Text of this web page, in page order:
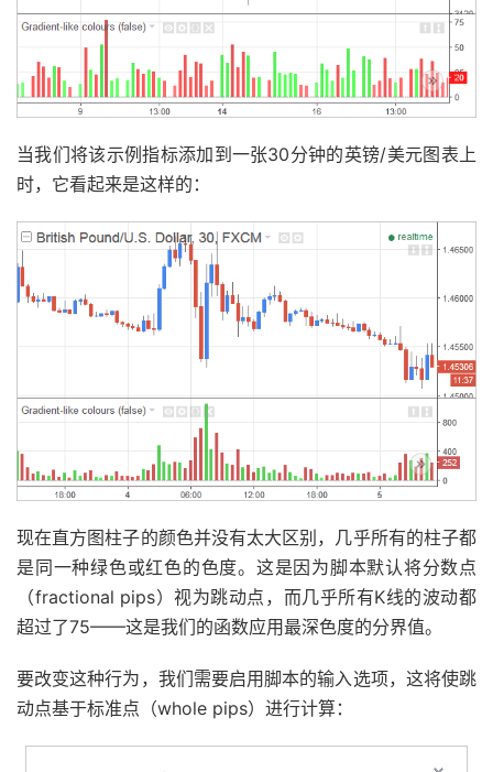
当我们将该示例指标添加到一张30分钟的英镑/美元图表上
时，它看起来是这样的：
现在直方图柱子的颜色并没有太大区别，几乎所有的柱子都
是同一种绿色或红色的色度。这是因为脚本默认将分数点
（fractional pips）视为跳动点，而几乎所有K线的波动都
超过了75——这是我们的函数应用最深色度的分界值。
要改变这种行为，我们需要启用脚本的输入选项，这将使跳
动点基于标准点（whole pips）进行计算：